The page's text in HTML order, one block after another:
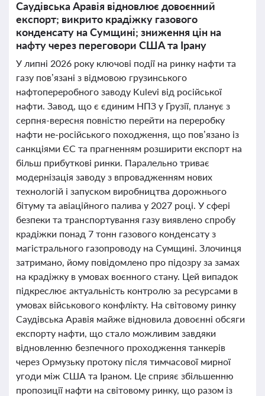
Саудівська Аравія відновлює довоєнний
експорт; викрито крадіжку газового
конденсату на Сумщині; зниження цін на
нафту через переговори США та Ірану
У липні 2026 року ключові події на ринку нафти та
газу пов’язані з відмовою грузинського
нафтопереробного заводу Kulevi від російської
нафти. Завод, що є єдиним НПЗ у Грузії, планує з
серпня-вересня повністю перейти на переробку
нафти не-російського походження, що пов’язано із
санкціями ЄС та прагненням розширити експорт на
більш прибуткові ринки. Паралельно триває
модернізація заводу з впровадженням нових
технологій і запуском виробництва дорожнього
бітуму та авіаційного палива у 2027 році. У сфері
безпеки та транспортування газу виявлено спробу
крадіжки понад 7 тонн газового конденсату з
магістрального газопроводу на Сумщині. Злочинця
затримано, йому повідомлено про підозру за замах
на крадіжку в умовах воєнного стану. Цей випадок
підкреслює актуальність контролю за ресурсами в
умовах військового конфлікту. На світовому ринку
Саудівська Аравія майже відновила довоєнні обсяги
експорту нафти, що стало можливим завдяки
відновленню безпечного проходження танкерів
через Ормузьку протоку після тимчасової мирної
угоди між США та Іраном. Це сприяє збільшенню
пропозиції нафти на світовому ринку, що разом із